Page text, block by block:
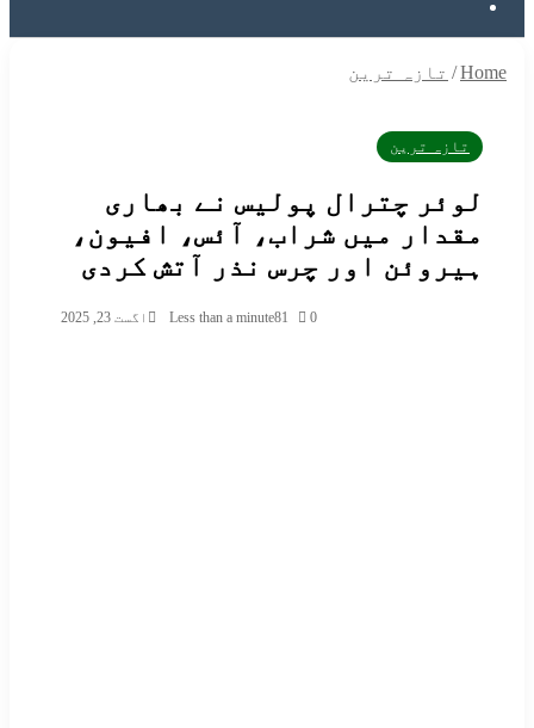
تازہ ترین
تازہ ترین
چترال پولیس نے بھاری
میں شراب، آئس، افیون،
اور چرس نذر آتش کردی
اگست 23, 2025 Less than a minute